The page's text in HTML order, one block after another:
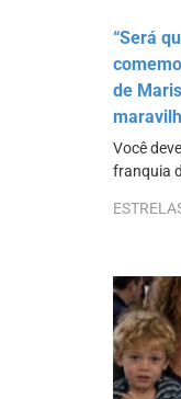
“Será
de
Você
franquia